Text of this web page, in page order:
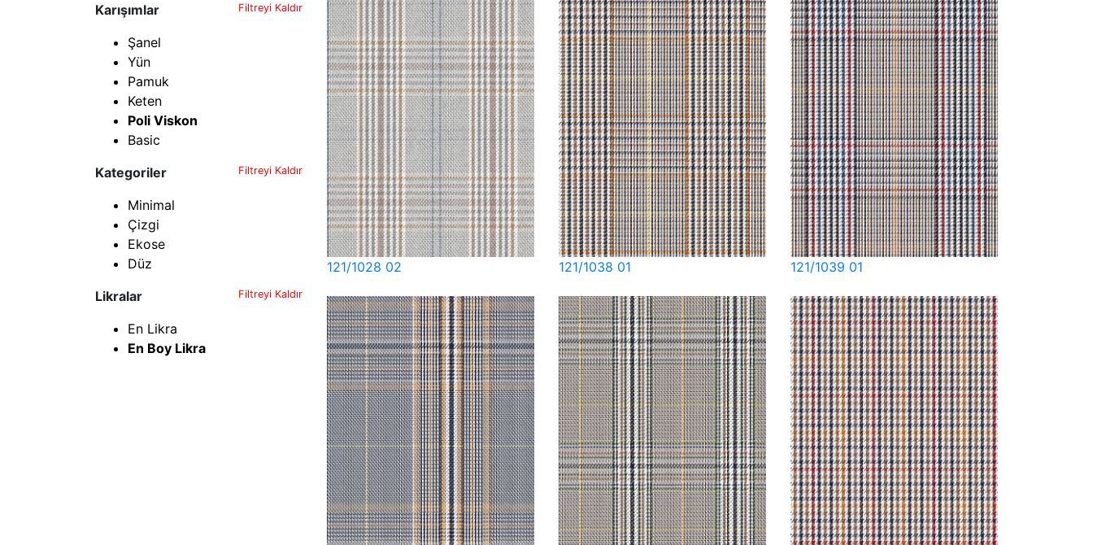
Karışımlar
Filtreyi Kaldır
Şanel
Yün
Pamuk
Keten
Poli Viskon
Basic
Kategoriler
Filtreyi Kaldır
Minimal
Çizgi
Ekose
Düz
Likralar
Filtreyi Kaldır
En Likra
En Boy Likra
121/1028 02 121/1038 01 121/1039 01